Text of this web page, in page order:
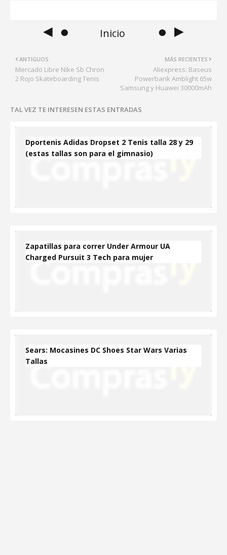
◄ ● Inicio ● ►
MÁS RECIENTES
Aliexpress: Baseus
Powerbank Amblight 65w
Samsung y Huawei 30000mAh
ANTIGUOS
Mercado Libre Nike Sb Chron
2 Rojo Skateboarding Tenis
TAL VEZ TE INTERESEN ESTAS ENTRADAS
Dportenis Adidas Dropset 2 Tenis talla 28 y 29
(estas tallas son para el gimnasio)
Zapatillas para correr Under Armour UA
Charged Pursuit 3 Tech para mujer
Sears: Mocasines DC Shoes Star Wars Varias
Tallas